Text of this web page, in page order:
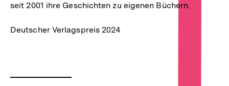
seit 2001 ihre Geschichten zu eigenen Büchern.
Deutscher Verlagspreis 2024